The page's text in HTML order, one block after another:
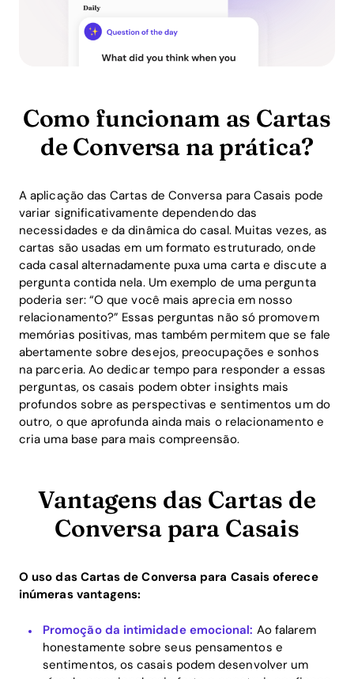
Como funcionam as Cartas
de Conversa na prática?
A aplicação das Cartas de Conversa para Casais pode
variar significativamente dependendo das
necessidades e da dinâmica do casal. Muitas vezes, as
cartas são usadas em um formato estruturado, onde
cada casal alternadamente puxa uma carta e discute a
pergunta contida nela. Um exemplo de uma pergunta
poderia ser: “O que você mais aprecia em nosso
relacionamento?” Essas perguntas não só promovem
memórias positivas, mas também permitem que se fale
abertamente sobre desejos, preocupações e sonhos
na parceria. Ao dedicar tempo para responder a essas
perguntas, os casais podem obter insights mais
profundos sobre as perspectivas e sentimentos um do
outro, o que aprofunda ainda mais o relacionamento e
cria uma base para mais compreensão.
Vantagens das Cartas de
Conversa para Casais
O uso das Cartas de Conversa para Casais oferece
inúmeras vantagens:
Promoção da intimidade emocional: Ao falarem
honestamente sobre seus pensamentos e
sentimentos, os casais podem desenvolver um